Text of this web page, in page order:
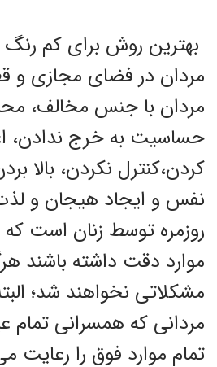
بهترین روش برای کم
مردان در فضای مجازی و
مردان با جنس مخالف،
حساسیت به خرج ندادن،
کردن،کنترل نکردن، بالا
نفس و ایجاد هیجان و
روزمره توسط زنان است که
موارد دقت داشته باشند
مشکلاتی نخواهند شد؛
مردانی که همسرانی تمام
تمام موارد فوق را رعایت